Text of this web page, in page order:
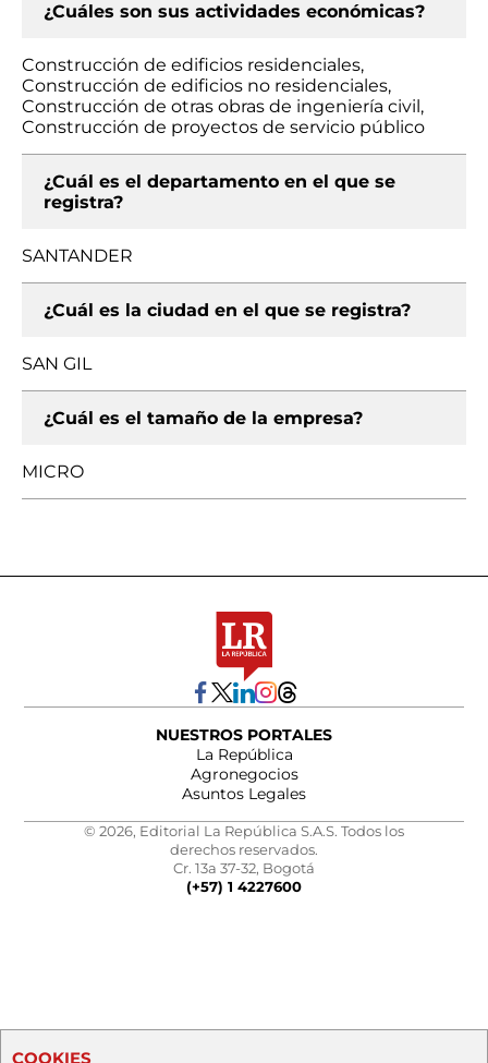
¿Cuáles son sus actividades económicas?
Construcción de edificios residenciales,
Construcción de edificios no residenciales,
Construcción de otras obras de ingeniería civil,
Construcción de proyectos de servicio público
¿Cuál es el departamento en el que se
registra?
SANTANDER
¿Cuál es la ciudad en el que se registra?
SAN GIL
¿Cuál es el tamaño de la empresa?
MICRO
NUESTROS PORTALES
La República
Agronegocios
Asuntos Legales
© 2026, Editorial La República S.A.S. Todos los
derechos reservados.
Cr. 13a 37-32, Bogotá
(+57) 1 4227600
COOKIES